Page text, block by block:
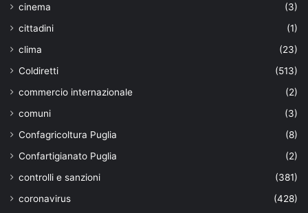
cinema
(3)
cittadini
(1)
clima
(23)
Coldiretti
(513)
commercio internazionale
(2)
comuni
(3)
Confagricoltura Puglia
(8)
Confartigianato Puglia
(2)
controlli e sanzioni
(381)
coronavirus
(428)